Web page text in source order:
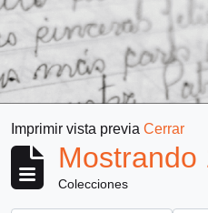
Imprimir vista previa Cerrar
Mostrando
Colecciones